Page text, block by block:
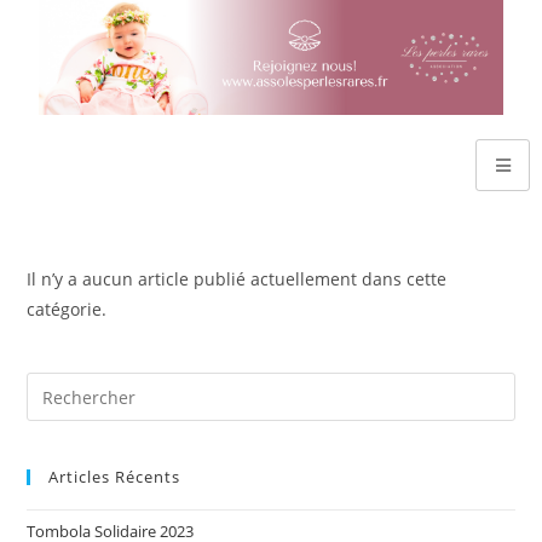
Il n’y a aucun article publié actuellement dans cette
catégorie.
Articles Récents
Tombola Solidaire 2023